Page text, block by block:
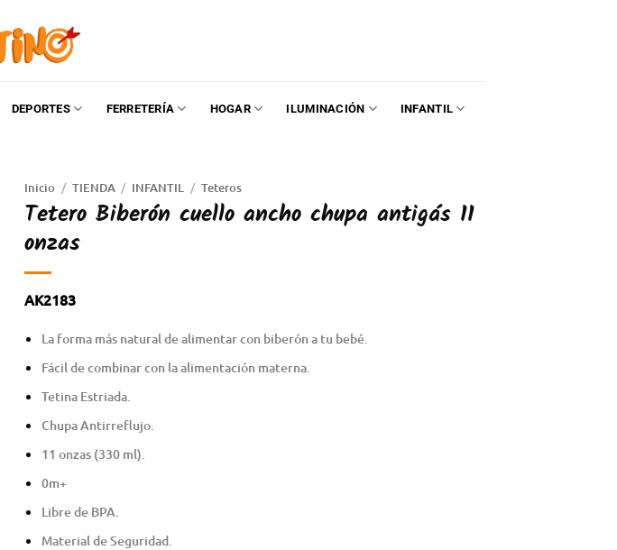
DEPORTES FERRETERÍA HOGAR ILUMINACIÓN INFANTIL
Inicio / TIENDA / INFANTIL / Teteros
Tetero Biberón cuello ancho chupa antigás 11
onzas
AK2183
La forma más natural de alimentar con biberón a tu bebé.
Fácil de combinar con la alimentación materna.
Tetina Estriada.
Chupa Antirreflujo.
11 onzas (330 ml).
0m+
Libre de BPA.
Material de Seguridad.